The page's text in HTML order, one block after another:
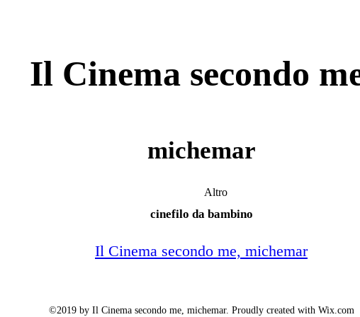
Il Cinema secondo
michemar
Altro
cinefilo da bambino
Il Cinema secondo me, michemar
©2019 by Il Cinema secondo me, michemar. Proudly created with Wix.com